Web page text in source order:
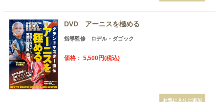
DVD アーニスを極める
指導監修 ロデル・ダゴック
価格： 5,500円(税込)